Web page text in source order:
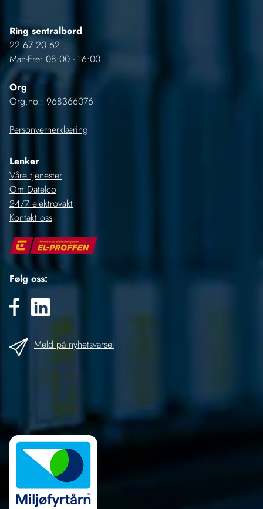
Ring sentralbord
22 67 20 62
Man-Fre: 08:00 - 16:00
Org
Org.no.: 968366076
Personvernerklæring
Lenker
Våre tjenester
Om Datelco
24/7 elektrovakt
Kontakt oss
Følg oss:
Meld på nyhetsvarsel